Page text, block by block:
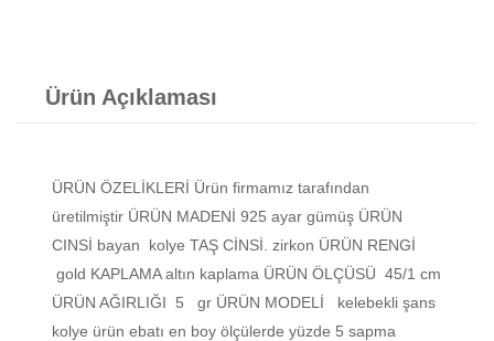
Ürün Açıklaması
ÜRÜN ÖZELİKLERİ Ürün firmamız tarafından
üretilmiştir ÜRÜN MADENİ 925 ayar gümüş ÜRÜN
CINSİ bayan kolye TAŞ CİNSİ. zirkon ÜRÜN RENGİ
gold KAPLAMA altın kaplama ÜRÜN ÖLÇÜSÜ 45/1 cm
ÜRÜN AĞIRLIĞI 5 gr ÜRÜN MODELİ kelebekli şans
kolye ürün ebatı en boy ölçülerde yüzde 5 sapma